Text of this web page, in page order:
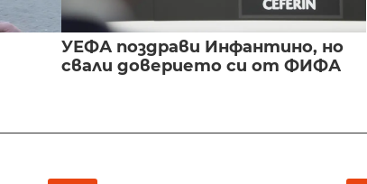
УЕФА поздрави Инфантино, но
свали доверието си от ФИФА